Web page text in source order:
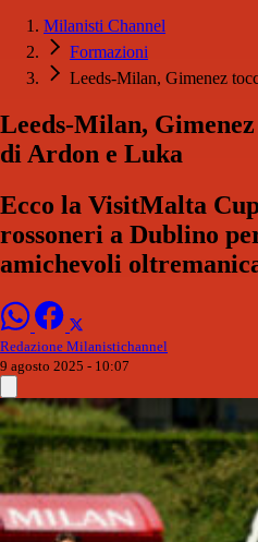
Milanisti Channel
Formazioni
Leeds-Milan, Gimenez
Leeds-Milan,
di Ardon e Luka
Ecco la VisitMalta
rossoneri a Dublino
amichevoli
Redazione Milanistichannel
9 agosto 2025 - 10:07